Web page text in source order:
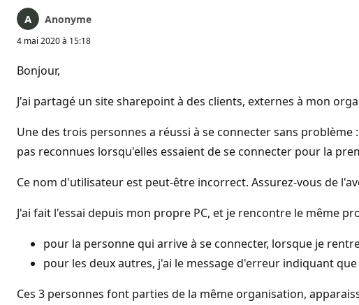
Anonyme
4 mai 2020 à 15:18
Bonjour,
J'ai partagé un site sharepoint à des clients, externes à mon
Une des trois personnes a réussi à se connecter sans
pas reconnues lorsqu'elles essaient de se connecter pour la
Ce nom d'utilisateur est peut-être incorrect. Assurez-vous de
J'ai fait l'essai depuis mon propre PC, et je rencontre le même
pour la personne qui arrive à se connecter, lorsque je
pour les deux autres, j'ai le message d'erreur indiquant
Ces 3 personnes font parties de la même organisation,